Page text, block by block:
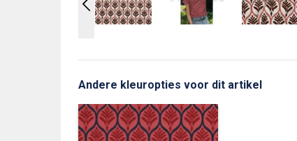
Andere kleuropties voor dit artikel